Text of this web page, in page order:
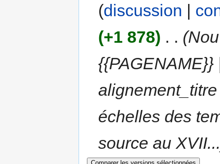
(discussion |
(+1 878) . .
échelles des
source au